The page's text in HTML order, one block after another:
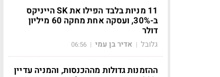
11 מניות בלבד הפילו את SK הייניקס
ב-30%, ועסקה אחת מחקה 60 מיליון
דולר
גלובל | אדיר בן עמי |
06:56
ההזמנות גדולות מההכנסות, והמניה עדיין